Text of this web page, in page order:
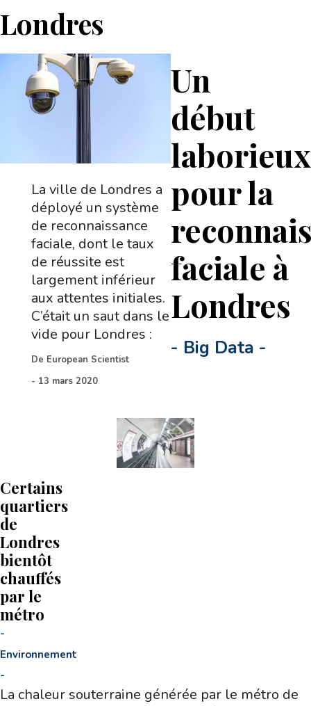
Londres
Un
début
laborieux
pour la
faciale à
Londres
- Big Data -
La ville de Londres a
déployé un système
de reconnaissance
faciale, dont le taux
de réussite est
largement inférieur
aux attentes initiales.
C’était un saut dans le
vide pour Londres :
De European Scientist
- 13 mars 2020
Certains
quartiers
de
Londres
bientôt
chauffés
par le
métro
-
Environnement
-
La chaleur souterraine générée par le métro de